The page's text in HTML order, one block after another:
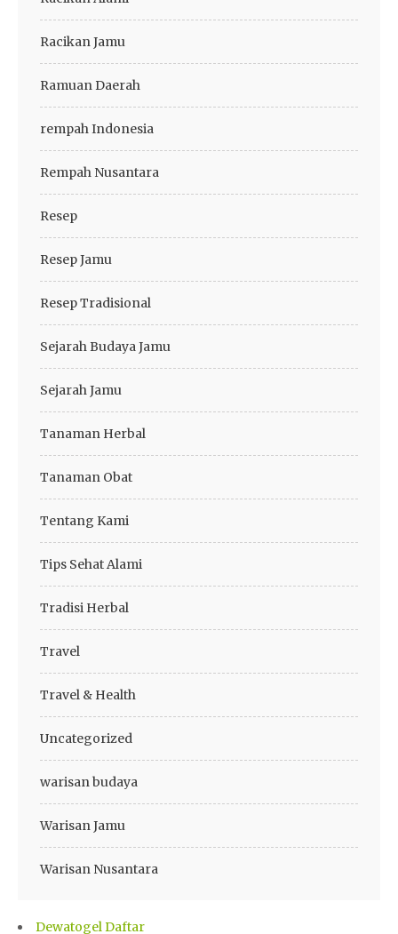
Racikan Jamu
Ramuan Daerah
rempah Indonesia
Rempah Nusantara
Resep
Resep Jamu
Resep Tradisional
Sejarah Budaya Jamu
Sejarah Jamu
Tanaman Herbal
Tanaman Obat
Tentang Kami
Tips Sehat Alami
Tradisi Herbal
Travel
Travel & Health
Uncategorized
warisan budaya
Warisan Jamu
Warisan Nusantara
Dewatogel Daftar